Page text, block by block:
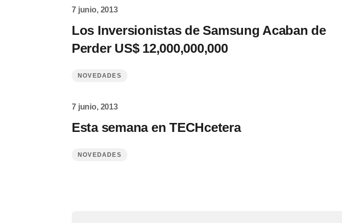
7 junio, 2013
Los Inversionistas de Samsung Acaban de
Perder US$ 12,000,000,000
NOVEDADES
7 junio, 2013
Esta semana en TECHcetera
NOVEDADES